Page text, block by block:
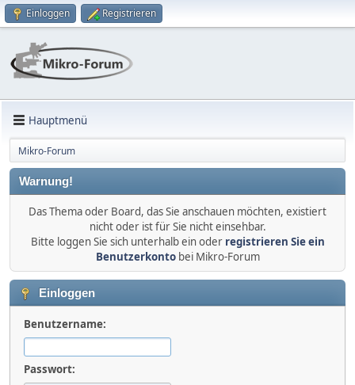
Einloggen Registrieren
Hauptmenü
Mikro-Forum
Warnung!
Das Thema oder Board, das Sie anschauen möchten, existiert
nicht oder ist für Sie nicht einsehbar.
Bitte loggen Sie sich unterhalb ein oder registrieren Sie ein
Benutzerkontobei Mikro-Forum
Einloggen
Benutzername:
Passwort: